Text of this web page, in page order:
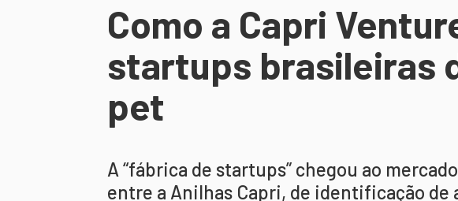
Como a Capri
startups brasileiras
pet
A “fábrica de startups” chegou ao
entre a Anilhas Capri, de identificação de